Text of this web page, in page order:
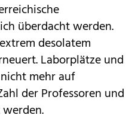
überdacht werden.
desolatem
Laborplätze und
mehr auf
der Professoren und